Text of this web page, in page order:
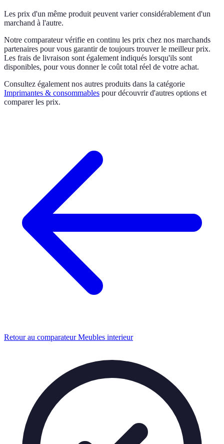
Les prix d'un même produit peuvent varier considérablement d'un
marchand à l'autre.
Notre comparateur vérifie en continu les prix chez nos marchands
partenaires pour vous garantir de toujours trouver le meilleur prix.
Les frais de livraison sont également indiqués lorsqu'ils sont
disponibles, pour vous donner le coût total réel de votre achat.
Consultez également nos autres produits dans la catégorie
Imprimantes & consommables pour découvrir d'autres options et
comparer les prix.
Retour au comparateur Meubles interieur